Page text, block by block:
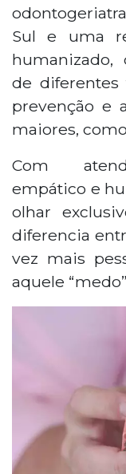
Sul e uma
humanizado,
de diferentes
prevenção e
maiores,
Com
empático e
olhar
diferencia
vez mais
aquele